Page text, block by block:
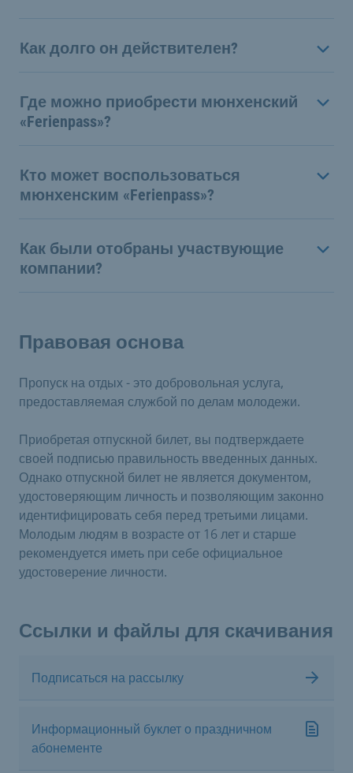
Как долго он действителен?
Где можно приобрести мюнхенский
«Ferienpass»?
Кто может воспользоваться
мюнхенским «Ferienpass»?
Как были отобраны участвующие
компании?
Правовая основа
Пропуск на отдых - это добровольная услуга,
предоставляемая службой по делам молодежи.
Приобретая отпускной билет, вы подтверждаете
своей подписью правильность введенных данных.
Однако отпускной билет не является документом,
удостоверяющим личность и позволяющим законно
идентифицировать себя перед третьими лицами.
Молодым людям в возрасте от 16 лет и старше
рекомендуется иметь при себе официальное
удостоверение личности.
Ссылки и файлы для скачивания
Подписаться на рассылку
Информационный буклет о праздничном
абонементе